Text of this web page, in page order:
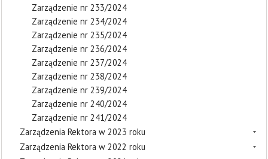
Zarządzenie nr 233/2024
Zarządzenie nr 234/2024
Zarządzenie nr 235/2024
Zarządzenie nr 236/2024
Zarządzenie nr 237/2024
Zarządzenie nr 238/2024
Zarządzenie nr 239/2024
Zarządzenie nr 240/2024
Zarządzenie nr 241/2024
Zarządzenia Rektora w 2023 roku
Zarządzenia Rektora w 2022 roku